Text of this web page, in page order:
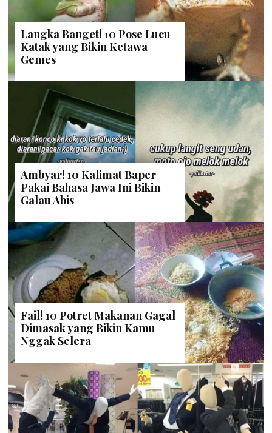
Langka Banget! 10 Pose Lucu
Katak yang Bikin Ketawa
Gemes
Ambyar! 10 Kalimat Baper
Pakai Bahasa Jawa Ini Bikin
Galau Abis
Fail! 10 Potret Makanan Gagal
Dimasak yang Bikin Kamu
Nggak Selera